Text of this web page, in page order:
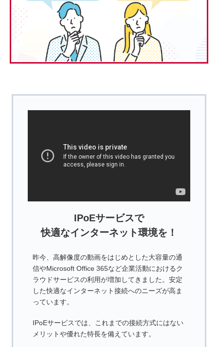
IPoEサービスで
快適なインターネット環境を！
昨今、高解像度の動画をはじめとした大容量の通
信やMicrosoft Office 365など企業活動におけるク
ラウドサービスの利用が増加してきました。安定
した快適なインターネット接続へのニーズが高ま
っています。
IPoEサービスでは、これまでの接続方式にはない
メリットや優れた特長を備えています。